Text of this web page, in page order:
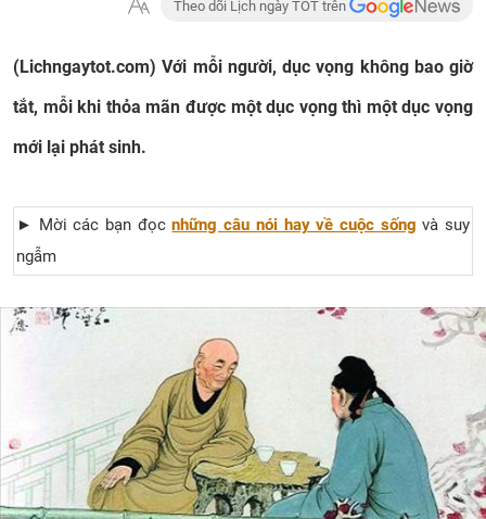
Theo dõi Lịch ngày TỐT trên
(Lichngaytot.com) Với mỗi người, dục vọng không bao giờ
tắt, mỗi khi thỏa mãn được một dục vọng thì một dục vọng
mới lại phát sinh.
► Mời các bạn đọcnhững câu nói hay về cuộc sống và suy
ngẫm